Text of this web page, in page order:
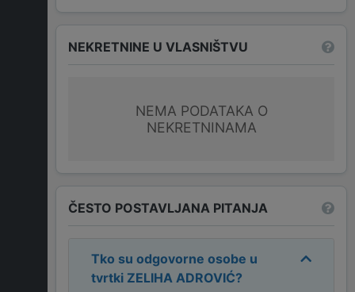
NEKRETNINE U VLASNIŠTVU
NEMA PODATAKA O
NEKRETNINAMA
ČESTO POSTAVLJANA PITANJA
Tko su odgovorne osobe u
tvrtki ZELIHA ADROVIĆ?